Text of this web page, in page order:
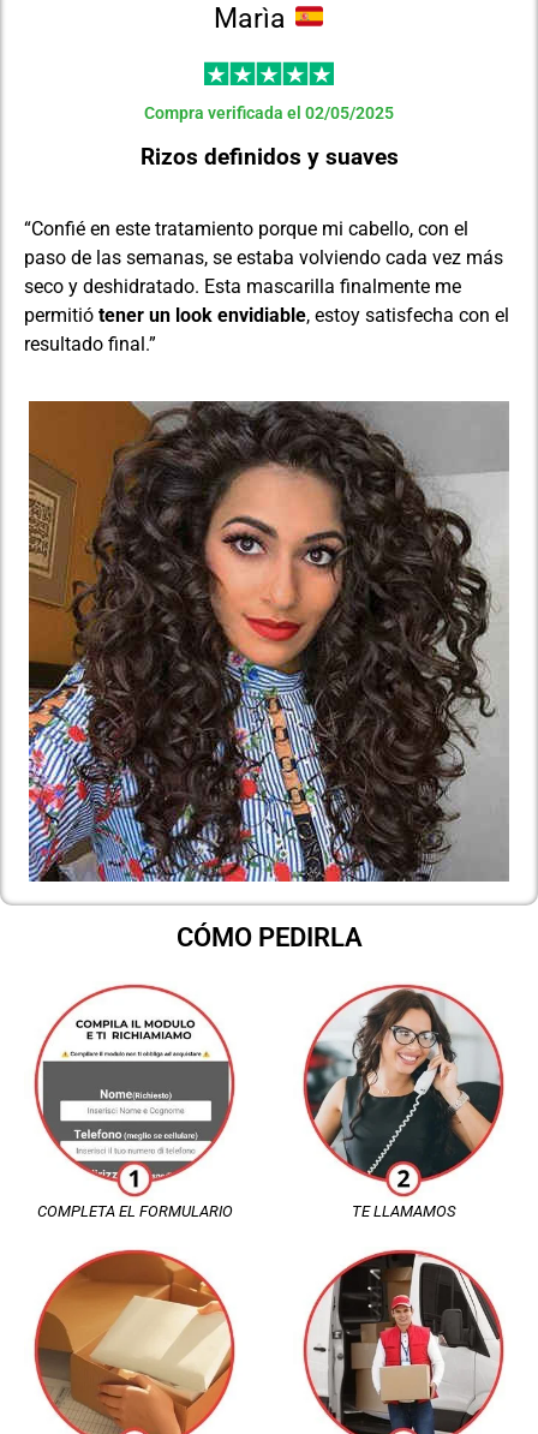
Marìa
Compra verificada el 02/05/2025
Rizos definidos y suaves
“Confié en este tratamiento porque mi cabello, con el
paso de las semanas, se estaba volviendo cada vez más
seco y deshidratado. Esta mascarilla finalmente me
permitió tener un look envidiable, estoy satisfecha con el
resultado final.”
CÓMO PEDIRLA
COMPLETA EL FORMULARIO TE LLAMAMOS